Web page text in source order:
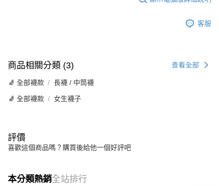
客服
商品相關分類 (3) 查看全部
🧦 全部襪款 長襪 / 中筒襪
🧦 全部襪款 女生襪子
評價
喜歡這個商品嗎？購買後給他一個好評吧
本分類熱銷全站排行